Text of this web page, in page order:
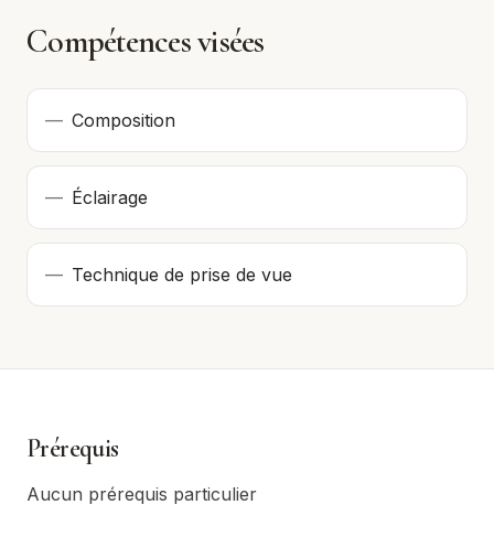
Compétences visées
— Composition
— Éclairage
— Technique de prise de vue
Prérequis
Aucun prérequis particulier